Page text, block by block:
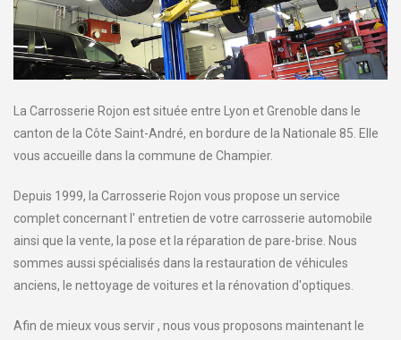
La Carrosserie Rojon est située entre Lyon et Grenoble dans le
canton de la Côte Saint-André, en bordure de la Nationale 85. Elle
vous accueille dans la commune de Champier.
Depuis 1999, la Carrosserie Rojon vous propose un service
complet concernant l' entretien de votre carrosserie automobile
ainsi que la vente, la pose et la réparation de pare-brise. Nous
sommes aussi spécialisés dans la restauration de véhicules
anciens, le nettoyage de voitures et la rénovation d'optiques.
Afin de mieux vous servir , nous vous proposons maintenant le